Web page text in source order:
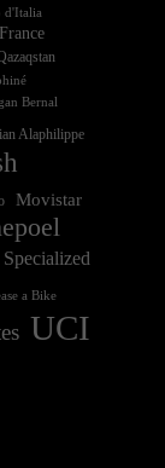
Bernal
Alaphilippe
Movistar
Specialized
a Bike
UCI